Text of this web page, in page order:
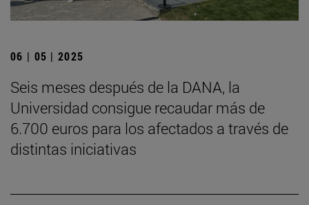
06 | 05 | 2025
Seis meses después de la DANA, la
Universidad consigue recaudar más de
6.700 euros para los afectados a través de
distintas iniciativas